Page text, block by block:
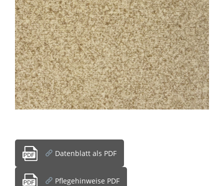
Datenblatt als PDF
Pflegehinweise PDF